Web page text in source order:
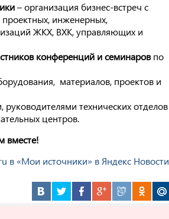
– организация бизнес-встреч с
инженерных,
ЖКХ, ВХК, управляющих и
конференций и семинаровпо
материалов, проектов и
руководителями технических отделов
центров.
вместе!
в «Мои источники» в Яндекс Новости